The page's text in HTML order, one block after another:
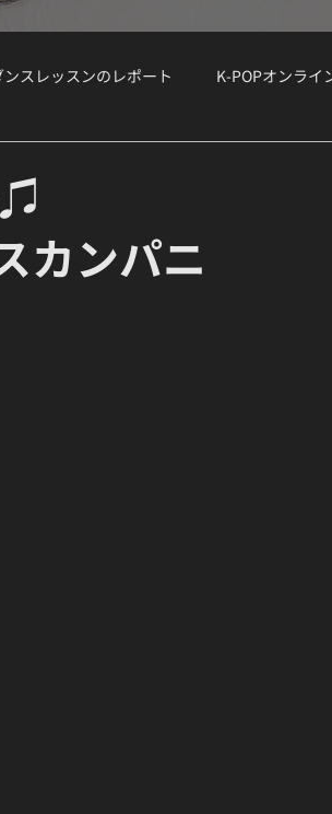
ンスレッスンのレポート K-POPオンライ
ョン対策 K-POPボーカルクラス
カンパニ